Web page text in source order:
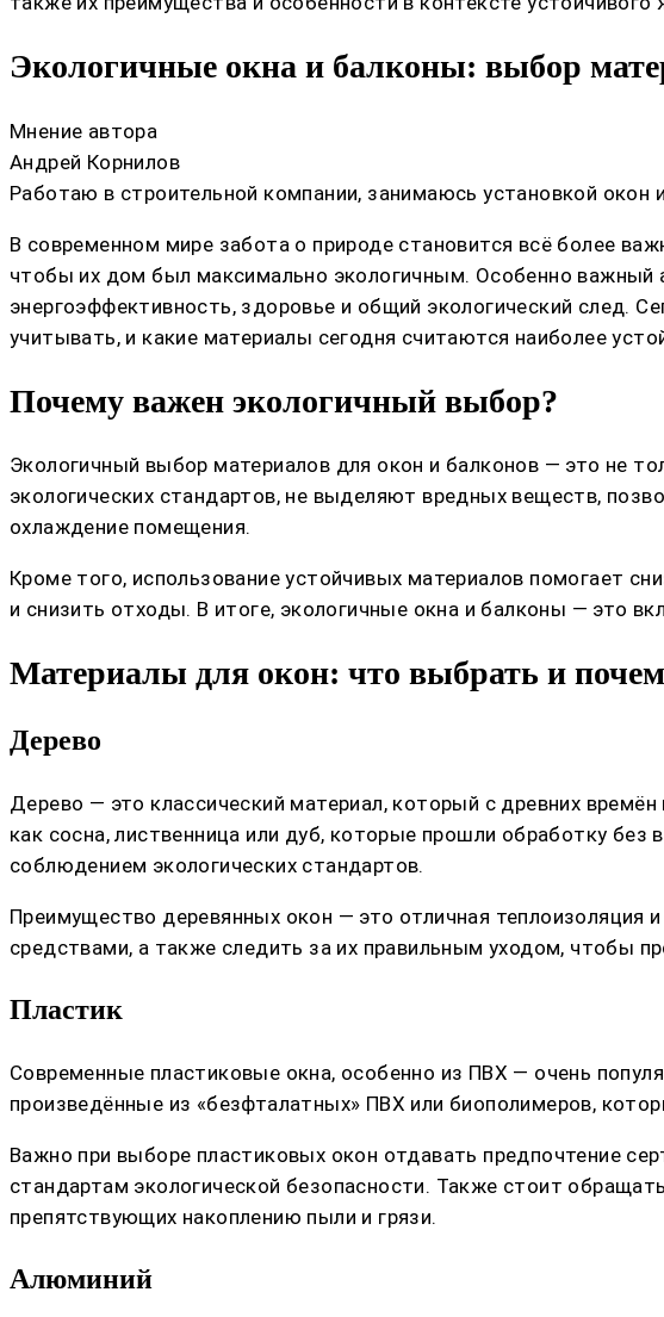
Экологичные окна и балконы: выбор
Мнение автора
Андрей Корнилов
Работаю в строительной компании, занимаюсь установкой окон
В современном мире забота о природе становится всё более
чтобы их дом был максимально экологичным. Особенно важный
энергоэффективность, здоровье и общий экологический след.
учитывать, и какие материалы сегодня считаются наиболее
Почему важен экологичный выбор?
Экологичный выбор материалов для окон и балконов — это не
экологических стандартов, не выделяют вредных веществ,
охлаждение помещения.
Кроме того, использование устойчивых материалов помогает
и снизить отходы. В итоге, экологичные окна и балконы — это
Материалы для окон: что выбрать и
Дерево
Дерево — это классический материал, который с древних
как сосна, лиственница или дуб, которые прошли обработку
соблюдением экологических стандартов.
Преимущество деревянных окон — это отличная теплоизоляция
средствами, а также следить за их правильным уходом, чтобы
Пластик
Современные пластиковые окна, особенно из ПВХ — очень
произведённые из «безфталатных» ПВХ или биополимеров,
Важно при выборе пластиковых окон отдавать предпочтение
стандартам экологической безопасности. Также стоит
препятствующих накоплению пыли и грязи.
Алюминий